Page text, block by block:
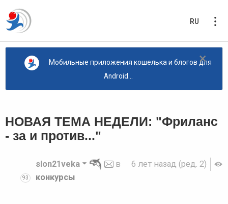
RU
×
Мобильные приложения кошелька и блогов для
Android...
НОВАЯ ТЕМА НЕДЕЛИ: "Фриланс
- за и против..."
6 лет назад (ред. 2)
93
slon21veka
в
конкурсы